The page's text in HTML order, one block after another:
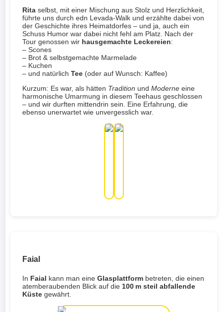
Rita selbst, mit einer Mischung aus Stolz und Herzlichkeit,
führte uns durch edn Levada-Walk und erzählte dabei von
der Geschichte ihres Heimatdorfes – und ja, auch ein
Schuss Humor war dabei nicht fehl am Platz. Nach der
Tour genossen wir hausgemachte Leckereien:
– Scones
– Brot & selbstgemachte Marmelade
– Kuchen
– und natürlichTee (oder auf Wunsch: Kaffee)
Kurzum: Es war, als hätten Tradition undModerne eine
harmonische Umarmung in diesem Teehaus geschlossen
– und wir durften mittendrin sein. Eine Erfahrung, die
ebenso unerwartet wie unvergesslich war.
Faial
In Faial kann man eineGlasplattform betreten, die einen
atemberaubenden Blick auf die 100 m steil abfallende
Küste gewährt.